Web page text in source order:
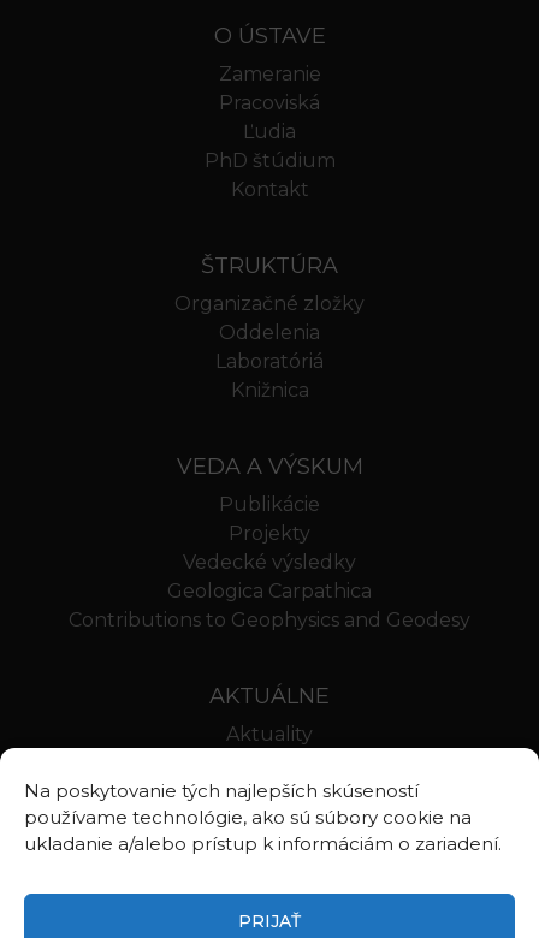
Na poskytovanie tých najlepších skúseností
používame technológie, ako sú súbory cookie na
ukladanie a/alebo prístup k informáciám o zariadení.
PRIJAŤ
O ÚSTAVE
Zameranie
Pracoviská
Ľudia
PhD štúdium
Kontakt
ŠTRUKTÚRA
Organizačné zložky
Oddelenia
Laboratóriá
Knižnica
VEDA A VÝSKUM
Publikácie
Projekty
Vedecké výsledky
Geologica Carpathica
Contributions to Geophysics and Geodesy
AKTUÁLNE
Aktuality
Stravovanie SAV
Webmail BA
Webmail BB